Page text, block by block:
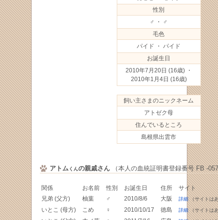
性別
♂ ・ ♂
毛色
パイド ・ パイド
お誕生日
2010年7月20日 (16歳) ・
2010年1月4日 (16歳)
飼い主さまのニックネーム
アトゼク母
住んでいるところ
島根県出雲市
アトム くんの親戚さん（本人の血統証明書登録番号 FB -
関係 お名前 性別 お誕生日 住所
サイト
兄弟 (父方)
柚葉 ♂ 2010/8/6 大阪 詳細（サイトは
いとこ (母方) こめ ♀ 2010/10/17 徳島 詳細（サイトは